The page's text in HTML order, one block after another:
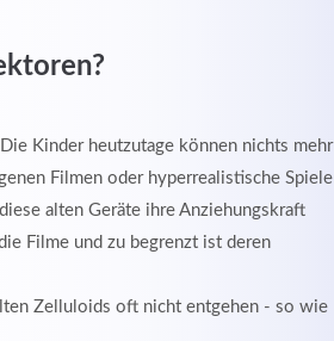
Kinder heutzutage können nichts mehr
Filmen oder hyperrealistische Spiele
alten Geräte ihre Anziehungskraft
Filme und zu begrenzt ist deren
Zelluloids oft nicht entgehen - so wie